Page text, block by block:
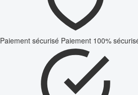
Paiement sécurisé Paiement 100%